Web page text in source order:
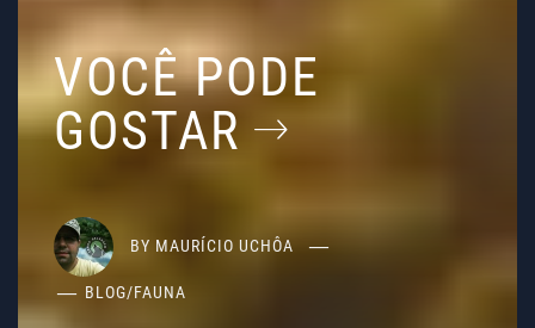
VOCÊ PODE
GOSTAR
BY MAURÍCIO UCHÔA
BLOG/FAUNA